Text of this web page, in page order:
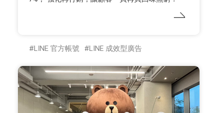
LINE 官方帳號 LINE 成效型廣告